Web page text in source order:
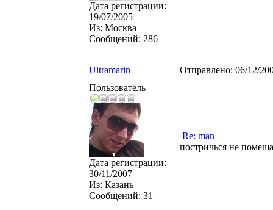
Дата регистрации:
19/07/2005
Из: Москва
Сообщений: 286
Ultramarin Отправлено: 06/12/
Пользователь
Дата регистрации:
30/11/2007
Из: Казань
Сообщений: 31
Re: man
постричься не